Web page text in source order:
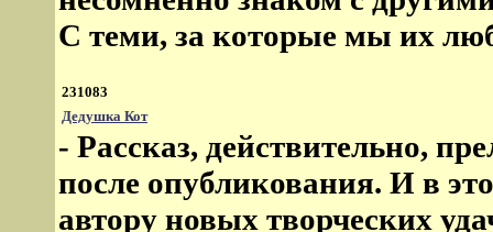
С теми, за которые мы их
231083
Дедушка Кот
- Рассказ, действительно,
после опубликования. И в
автору новых творческих